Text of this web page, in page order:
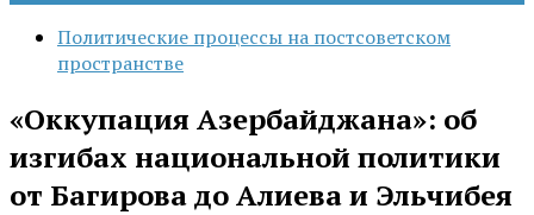
Политические процессы на постсоветском
пространстве
«Оккупация Азербайджана»: об
изгибах национальной политики
от Багирова до Алиева и Эльчибея